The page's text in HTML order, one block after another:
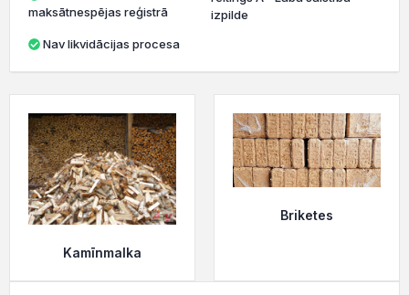
maksātnespējas reģistrā
Nav likvidācijas procesa
izpilde
Kamīnmalka
Briketes